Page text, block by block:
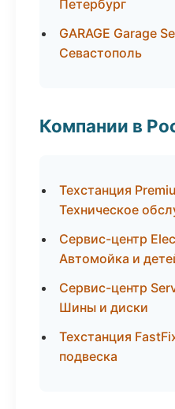
Петербург
GARAGE Garage
Севастополь
Компании в
Техстанция
Техническое
Сервис-центр
Автомойка и
Сервис-центр
Шины и диски
Техстанция
подвеска